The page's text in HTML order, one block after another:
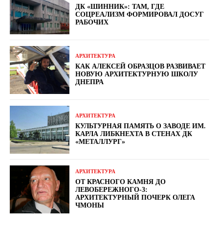
ДК «ШИННИК»: ТАМ, ГДЕ
СОЦРЕАЛИЗМ ФОРМИРОВАЛ ДОСУГ
РАБОЧИХ
АРХИТЕКТУРА
КАК АЛЕКСЕЙ ОБРАЗЦОВ РАЗВИВАЕТ
НОВУЮ АРХИТЕКТУРНУЮ ШКОЛУ
ДНЕПРА
АРХИТЕКТУРА
КУЛЬТУРНАЯ ПАМЯТЬ О ЗАВОДЕ ИМ.
КАРЛА ЛИБКНЕХТА В СТЕНАХ ДК
«МЕТАЛЛУРГ»
АРХИТЕКТУРА
ОТ КРАСНОГО КАМНЯ ДО
ЛЕВОБЕРЕЖНОГО-3:
АРХИТЕКТУРНЫЙ ПОЧЕРК ОЛЕГА
ЧМОНЫ